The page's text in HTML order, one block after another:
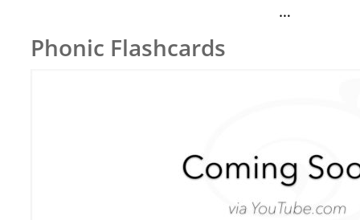
…
Phonic Flashcards